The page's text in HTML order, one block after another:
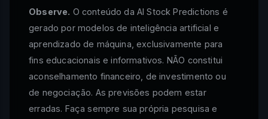
Observe. O conteúdo da AI Stock Predictions é
gerado por modelos de inteligência artificial e
aprendizado de máquina, exclusivamente para
fins educacionais e informativos. NÃO constitui
aconselhamento financeiro, de investimento ou
de negociação. As previsões podem estar
erradas. Faça sempre sua própria pesquisa e